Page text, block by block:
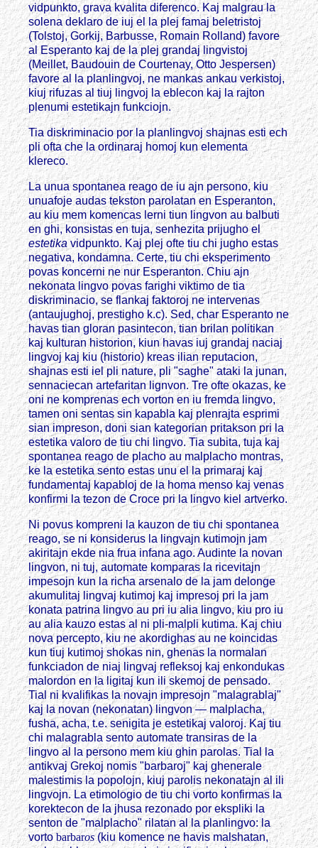
vidpunkto, grava kvalita diferenco. Kaj malgrau la
solena deklaro de iuj el la plej famaj beletristoj
(Tolstoj, Gorkij, Barbusse, Romain Rolland) favore
al Esperanto kaj de la plej grandaj lingvistoj
(Meillet, Baudouin de Courtenay, Otto Jespersen)
favore al la planlingvoj, ne mankas ankau verkistoj,
kiuj rifuzas al tiuj lingvoj la eblecon kaj la rajton
plenumi estetikajn funkciojn.
Tia diskriminacio por la planlingvoj shajnas esti ech
pli ofta che la ordinaraj homoj kun elementa
klereco.
La unua spontanea reago de iu ajn persono, kiu
unuafoje audas tekston parolatan en Esperanton,
au kiu mem komencas lerni tiun lingvon au balbuti
en ghi, konsistas en tuja, senhezita prijugho el
estetikavidpunkto. Kaj plej ofte tiu chi jugho estas
negativa, kondamna. Certe, tiu chi eksperimento
povas koncerni ne nur Esperanton. Chiu ajn
nekonata lingvo povas farighi viktimo de tia
diskriminacio, se flankaj faktoroj ne intervenas
(antaujughoj, prestigho k.c). Sed, char Esperanto ne
havas tian gloran pasintecon, tian brilan politikan
kaj kulturan historion, kiun havas iuj grandaj naciaj
lingvoj kaj kiu (historio) kreas ilian reputacion,
shajnas esti iel pli nature, pli "saghe" ataki la junan,
sennaciecan artefaritan lignvon. Tre ofte okazas, ke
oni ne komprenas ech vorton en iu fremda lingvo,
tamen oni sentas sin kapabla kaj plenrajta esprimi
sian impreson, doni sian kategorian pritakson pri la
estetika valoro de tiu chi lingvo. Tia subita, tuja kaj
spontanea reago de placho au malplacho montras,
ke la estetika sento estas unu el la primaraj kaj
fundamentaj kapabloj de la homa menso kaj venas
konfirmi la tezon de Croce pri la lingvo kiel artverko.
Ni povus kompreni la kauzon de tiu chi spontanea
reago, se ni konsiderus la lingvajn kutimojn jam
akiritajn ekde nia frua infana ago. Audinte la novan
lingvon, ni tuj, automate komparas la ricevitajn
impesojn kun la richa arsenalo de la jam delonge
akumulitaj lingvaj kutimoj kaj impresoj pri la jam
konata patrina lingvo au pri iu alia lingvo, kiu pro iu
au alia kauzo estas al ni pli-malpli kutima. Kaj chiu
nova percepto, kiu ne akordighas au ne koincidas
kun tiuj kutimoj shokas nin, ghenas la normalan
funkciadon de niaj lingvaj refleksoj kaj enkondukas
malordon en la ligitaj kun ili skemoj de pensado.
Tial ni kvalifikas la novajn impresojn "malagrablaj"
kaj la novan (nekonatan) lingvon — malplacha,
fusha, acha, t.e. senigita je estetikaj valoroj. Kaj tiu
chi malagrabla sento automate transiras de la
lingvo al la persono mem kiu ghin parolas. Tial la
antikvaj Grekoj nomis "barbaroj" kaj ghenerale
malestimis la popolojn, kiuj parolis nekonatajn al ili
lingvojn. La etimologio de tiu chi vorto konfirmas la
korektecon de la jhusa rezonado por ekspliki la
senton de "malplacho" rilatan al la planlingvo: la
vortobarbaros (kiu komence ne havis malshatan,